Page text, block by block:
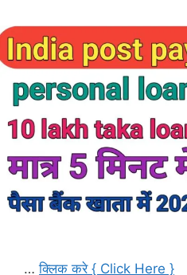
…क्लिक करे { Click Here }